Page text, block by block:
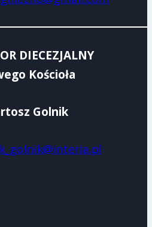
DIECEZJALNY
Kościoła
Golnik